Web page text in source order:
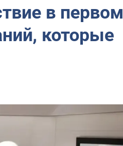
в первом
которые